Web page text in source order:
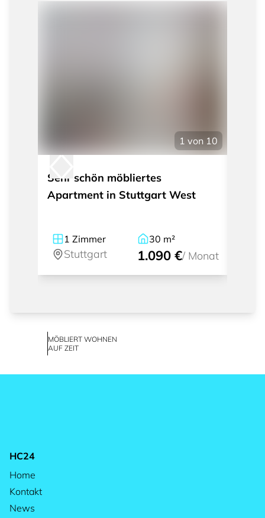
1 von 10
Sehr schön möbliertes
Apartment in Stuttgart West
1 Zimmer
Stuttgart
30 m²
1.090 €/ Monat
MÖBLIERT WOHNEN
AUF ZEIT
HC24
Home
Kontakt
News